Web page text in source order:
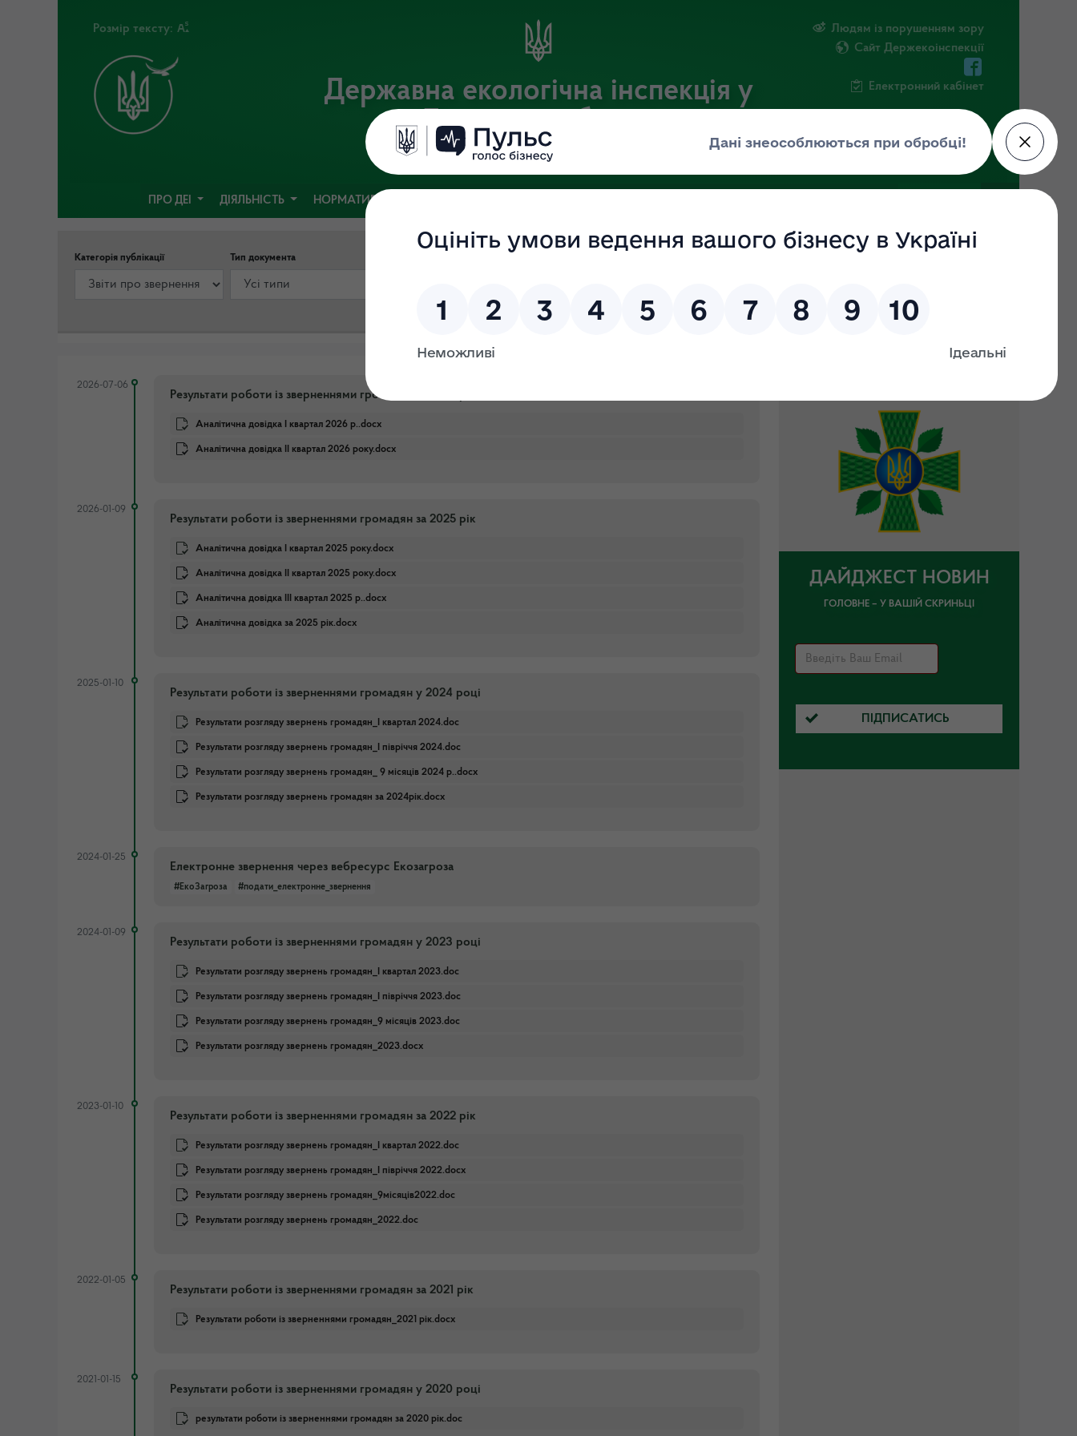
Розмір тексту:
Державна екологічна інспекція у
Львівській області
Офіційний веб-портал
Людям із порушенням зору
Сайт Держекоінспекції
Електронний кабінет
ПРО ДЕІ ДІЯЛЬНІСТЬ НОРМАТИВНА БАЗА
Категорія публікації Тип документа
2026-07-06
Результати роботи із зверненнями громадян за 2026 рік
Аналітична довідка I квартал 2026 р..docx
Аналітична довідка ІІ квартал 2026 року.docx
2026-01-09
Результати роботи із зверненнями громадян за 2025 рік
Аналітична довідка І квартал 2025 року.docx
Аналітична довідка ІІ квартал 2025 року.docx
Аналітична довідка IІІ квартал 2025 р..docx
Аналітична довідка за 2025 рік.docx
2025-01-10
Результати роботи із зверненнями громадян у 2024 році
Результати розгляду звернень громадян_І квартал 2024.doc
Результати розгляду звернень громадян_І півріччя 2024.doc
Результати розгляду звернень громадян_ 9 місяців 2024 р..docx
Результати розгляду звернень громадян за 2024рік.docx
2024-01-25
Електронне звернення через вебресурс Екозагроза
#ЕкоЗагроза #подати_електронне_звернення
2024-01-09
Результати роботи із зверненнями громадян у 2023 році
Результати розгляду звернень громадян_І квартал 2023.doc
Результати розгляду звернень громадян_I півріччя 2023.doc
Результати розгляду звернень громадян_9 місяців 2023.doc
Результати розгляду звернень громадян_2023.docx
2023-01-10
Результати роботи із зверненнями громадян за 2022 рік
Результати розгляду звернень громадян_І квартал 2022.doc
Результати розгляду звернень громадян_I півріччя 2022.docx
Результати розгляду звернень громадян_9місяців2022.doc
Результати розгляду звернень громадян_2022.doc
2022-01-05
Результати роботи із зверненнями громадян за 2021 рік
Результати роботи із зверненнями громадян_2021 рік.docx
2021-01-15
Результати роботи із зверненнями громадян у 2020 році
результати роботи із зверненнями громадян за 2020 рік.doc
ДАЙДЖЕСТ НОВИН
ГОЛОВНЕ – У ВАШІЙ СКРИНЬЦІ
ПІДПИСАТИСЬ